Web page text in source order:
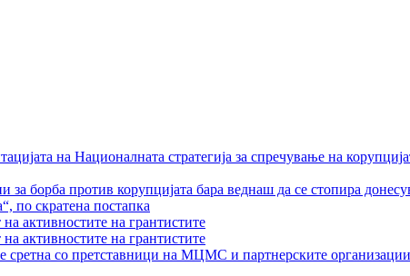
на Националната стратегија за спречување на
за борба против корупцијата бара веднаш да се стопира
по скратена постапка
активностите на грантистите
активностите на грантистите
сретна со претставници на МЦМС и партнерските организации